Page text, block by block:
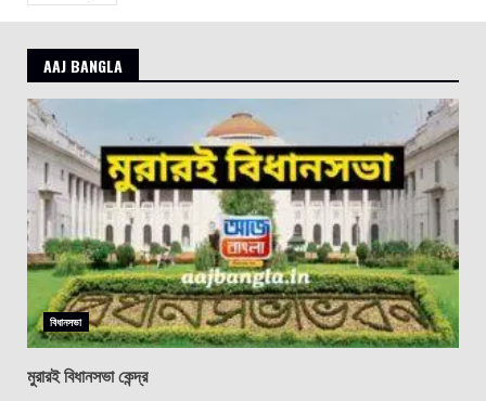
AAJ BANGLA
বিধানসভা
মুরারই বিধানসভা কেন্দ্র